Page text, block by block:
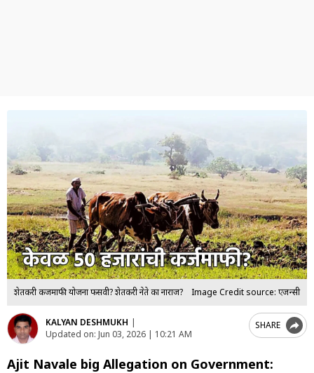
शेतकरी कर्जमाफी योजना फसवी? शेतकरी नेते का नाराज? Image Credit source: एजन्सी
KALYAN DESHMUKH |
Updated on: Jun 03, 2026 | 10:21 AM
SHARE
Ajit Navale big Allegation on Government: